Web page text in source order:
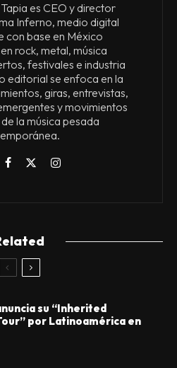
es CEO y director
Inferno, medio digital
con base en México
rock, metal, música
festivales e industria
editorial se enfoca en la
giras, entrevistas,
y movimientos
la música pesada
su “Inherited
por Latinoamérica en